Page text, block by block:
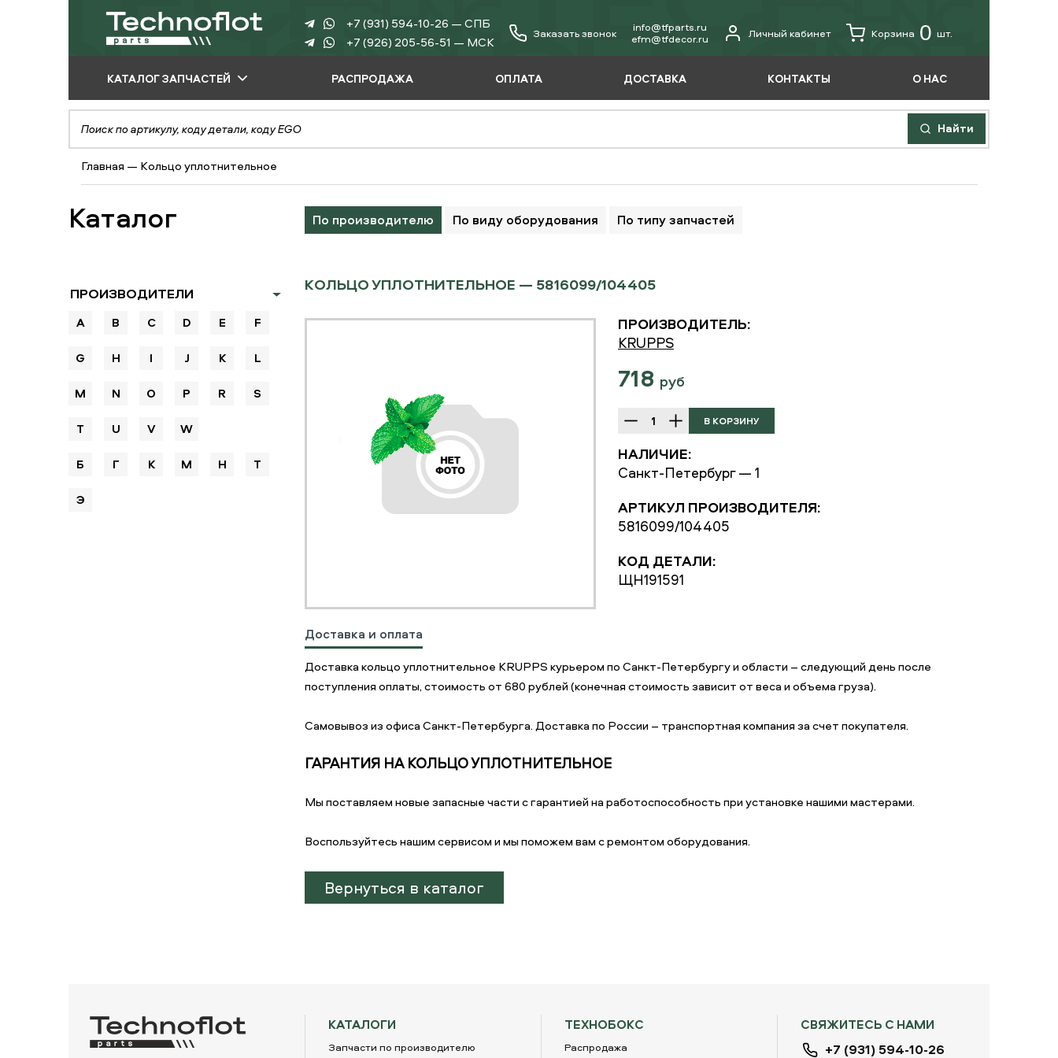
+7 (931) 594-10-26 — СПБ
+7 (926) 205-56-51 — МСК
Заказать звонок
info@tfparts.ru
еfm@tfdecor.ru
Личный кабинет Корзина 0 шт.
КАТАЛОГ ЗАПЧАСТЕЙ
ПО ПРОИЗВОДИТЕЛЮ
ПО ВИДУ
ОБОРУДОВАНИЯ
ПО ТИПУ ЗАПЧАСТЕЙ
РАСПРОДАЖА ОПЛАТА ДОСТАВКА КОНТАКТЫ О НАС
Найти
Главная — Кольцо уплотнительное
Каталог По производителю По виду оборудования По типу запчастей
ПРОИЗВОДИТЕЛИ
A B C D E F
G H I J K L
M N O P R S
T U V W
Б Г К М Н Т
Э
КОЛЬЦО УПЛОТНИТЕЛЬНОЕ — 5816099/104405
ПРОИЗВОДИТЕЛЬ:
KRUPPS
718 руб
НАЛИЧИЕ:
Санкт-Петербург — 1
АРТИКУЛ ПРОИЗВОДИТЕЛЯ:
5816099/104405
КОД ДЕТАЛИ:
ЩН191591
Доставка и оплата
Доставка кольцо уплотнительное KRUPPS курьером по Санкт-Петербургу и области – следующий день после
поступления оплаты, стоимость от 680 рублей (конечная стоимость зависит от веса и объема груза).
Самовывоз из офиса Санкт-Петербурга. Доставка по России – транспортная компания за счет покупателя.
ГАРАНТИЯ НА КОЛЬЦО УПЛОТНИТЕЛЬНОЕ
Мы поставляем новые запасные части с гарантией на работоспособность при установке нашими мастерами.
Воспользуйтесь нашим сервисом и мы поможем вам с ремонтом оборудования.
Вернуться в каталог
СВЯЖИТЕСЬ С НАМИ
+7 (931) 594-10-26
ТЕХНОБОКС
Распродажа
КАТАЛОГИ
Запчасти по производителю